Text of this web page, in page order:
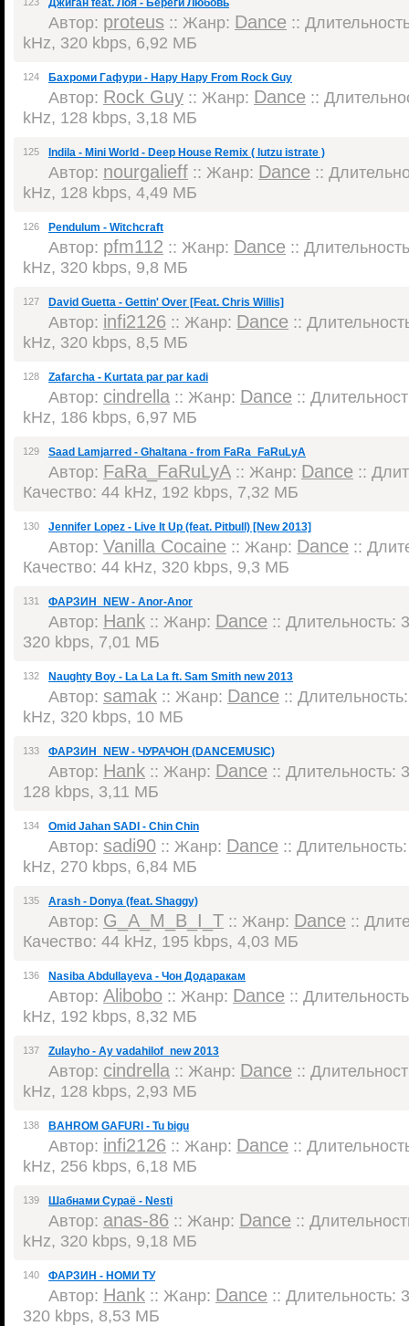
Джиган feat. Лоя - Береги Любовь
Автор: proteus :: Жанр: Dance ::
kHz, 320 kbps, 6,92 МБ
124 Бахроми Гафури - Нару Нару From Rock Guy
Автор: Rock Guy :: Жанр: Dance ::
kHz, 128 kbps, 3,18 МБ
125 Indila - Mini World - Deep House Remix ( lutzu istrate )
Автор: nourgalieff :: Жанр: Dance ::
kHz, 128 kbps, 4,49 МБ
126 Pendulum - Witchcraft
Автор: pfm112 :: Жанр: Dance ::
kHz, 320 kbps, 9,8 МБ
127 David Guetta - Gettin' Over [Feat. Chris Willis]
Автор: infi2126 :: Жанр: Dance ::
kHz, 320 kbps, 8,5 МБ
128 Zafarcha - Kurtata par par kadi
Автор: cindrella :: Жанр: Dance ::
kHz, 186 kbps, 6,97 МБ
129 Saad Lamjarred - Ghaltana - from FaRa_FaRuLyA
Автор: FaRa_FaRuLyA :: Жанр: Dance ::
Качество: 44 kHz, 192 kbps, 7,32 МБ
130 Jennifer Lopez - Live It Up (feat. Pitbull) [New 2013]
Автор: Vanilla Cocaine :: Жанр: Dance ::
Качество: 44 kHz, 320 kbps, 9,3 МБ
131 ФАРЗИН_NEW - Anor-Anor
Автор: Hank :: Жанр: Dance :: Длительность:
320 kbps, 7,01 МБ
132 Naughty Boy - La La La ft. Sam Smith new 2013
Автор: samak :: Жанр: Dance ::
kHz, 320 kbps, 10 МБ
133 ФАРЗИН_NEW - ЧУРАЧОН (DANCEMUSIC)
Автор: Hank :: Жанр: Dance :: Длительность:
128 kbps, 3,11 МБ
134 Omid Jahan SADI - Chin Chin
Автор: sadi90 :: Жанр: Dance ::
kHz, 270 kbps, 6,84 МБ
135 Arash - Donya (feat. Shaggy)
Автор: G_A_M_B_I_T :: Жанр: Dance ::
Качество: 44 kHz, 195 kbps, 4,03 МБ
136 Nasiba Abdullayeva - Чон Додаракам
Автор: Alibobo :: Жанр: Dance ::
kHz, 192 kbps, 8,32 МБ
137 Zulayho - Ay vadahilof_new 2013
Автор: cindrella :: Жанр: Dance ::
kHz, 128 kbps, 2,93 МБ
138 BAHROM GAFURI - Tu bigu
Автор: infi2126 :: Жанр: Dance ::
kHz, 256 kbps, 6,18 МБ
139 Шабнами Сураё - Nesti
Автор: anas-86 :: Жанр: Dance ::
kHz, 320 kbps, 9,18 МБ
140 ФАРЗИН - НОМИ ТУ
Автор: Hank :: Жанр: Dance :: Длительность:
320 kbps, 8,53 МБ